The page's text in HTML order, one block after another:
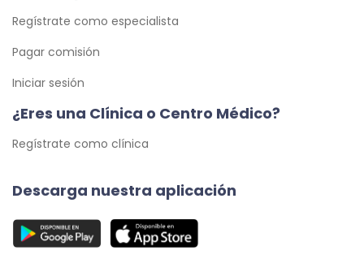
Regístrate como especialista
Pagar comisión
Iniciar sesión
¿Eres una Clínica o Centro Médico?
Regístrate como clínica
Descarga nuestra aplicación